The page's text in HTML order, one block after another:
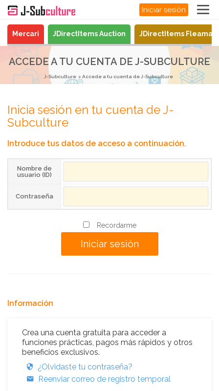
Iniciar sesión
Mercari JDirectItems Auction JDirectItems
ACCEDE A TU CUENTA DE J-SUBCULTURE
J-Subculture Accede a tu cuenta de J-Subculture
Inicia sesión en tu cuenta de J-
Subculture
Introduce tus datos de acceso a continuación.
Nombre de
usuario (ID)
Contraseña
Recordarme
Información
Crea una cuenta gratuita para acceder a
funciones prácticas, pagos más rápidos y otros
beneficios exclusivos.
¿Olvidaste tu contraseña?
Reenviar correo de registro temporal